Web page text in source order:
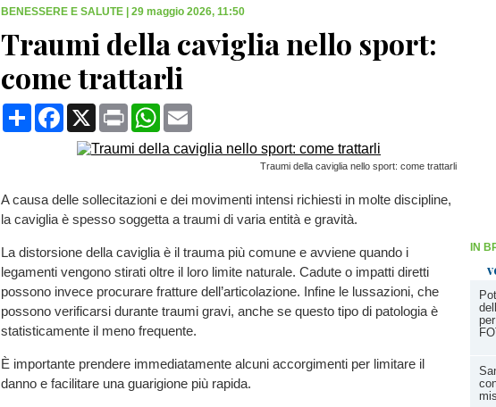
IN
BENESSERE E SALUTE 29 maggio 2026, 11:50
Traumi della caviglia nello sport:
come trattarli
CondividiFacebook
X Print WhatsApp
Traumi della caviglia nello sport: come trattarli
A causa delle sollecitazioni e dei movimenti intensi richiesti in molte discipline,
la caviglia è spesso soggetta a traumi di varia entità e gravità.
La distorsione della caviglia è il trauma più comune e avviene quando i
legamenti vengono stirati oltre il loro limite naturale. Cadute o impatti diretti
possono invece procurare fratture dell’articolazione. Infine le lussazioni, che
possono verificarsi durante traumi gravi, anche se questo tipo di patologia è
statisticamente il meno frequente.
È importante prendere immediatamente alcuni accorgimenti per limitare il
danno e facilitare una guarigione più rapida.